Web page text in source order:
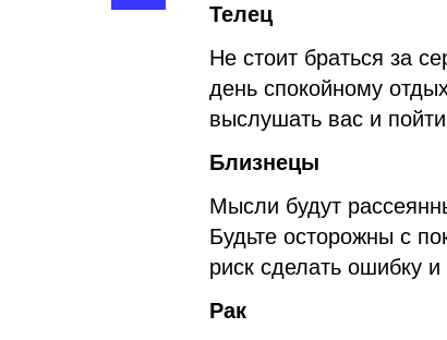
Телец
Не стоит браться за
день спокойному
выслушать вас и пойти
Близнецы
Мысли будут
Будьте осторожны с
риск сделать ошибку
Рак